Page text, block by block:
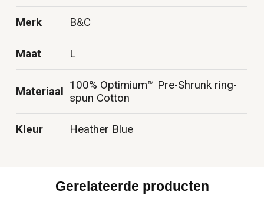
Merk B&C
Maat L
Materiaal
100% Optimium™ Pre-Shrunk ring-
spun Cotton
Kleur Heather Blue
Gerelateerde producten